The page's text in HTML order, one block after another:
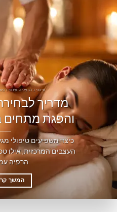
עיסוי בהרצליה עיסוי
מדריך
והפגת מתחים
כיצד משפיעים טיפולי
העצבים המרכזית, אילו
הרפיה
המשך